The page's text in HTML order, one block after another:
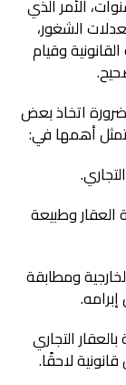
العقارات التجارية من 5 إلى 10 سنوات، الأمر الذي
الشغور،
وقيام
اتخاذ بعض
يتمثل أهمها في:
العقار وطبيعة
ومطابقة
التجاري
لاحقًا.